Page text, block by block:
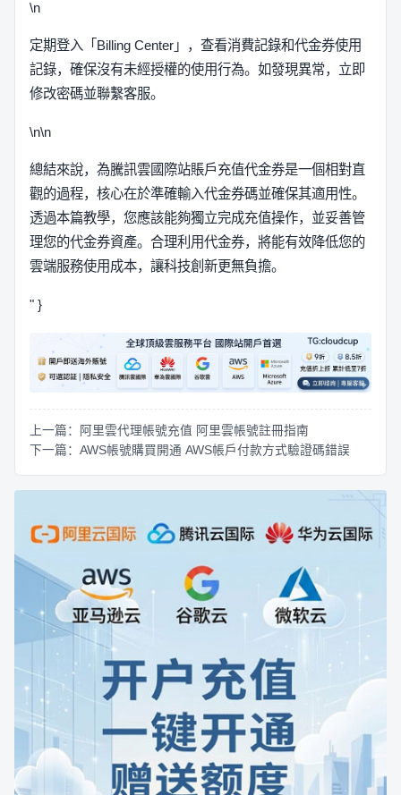
\n
定期登入「Billing Center」，查看消費記錄和代金券使用
記錄，確保沒有未經授權的使用行為。如發現異常，立即
修改密碼並聯繫客服。
\n\n
總結來說，為騰訊雲國際站賬戶充值代金券是一個相對直
觀的過程，核心在於準確輸入代金券碼並確保其適用性。
透過本篇教學，您應該能夠獨立完成充值操作，並妥善管
理您的代金券資產。合理利用代金券，將能有效降低您的
雲端服務使用成本，讓科技創新更無負擔。
" }
上一篇：阿里雲代理帳號充值 阿里雲帳號註冊指南
下一篇：AWS帳號購買開通 AWS帳戶付款方式驗證碼錯誤